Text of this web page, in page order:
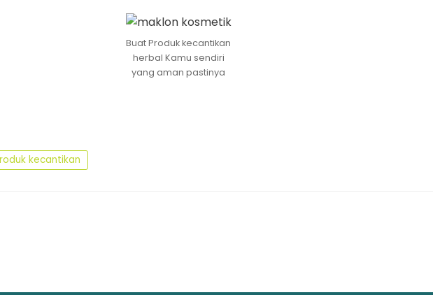
Buat Produk kecantikan
herbal Kamu sendiri
yang aman pastinya
kecantikan